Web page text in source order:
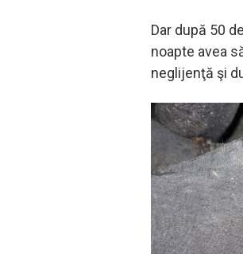
Dar după 50
noapte avea
neglijenţă şi